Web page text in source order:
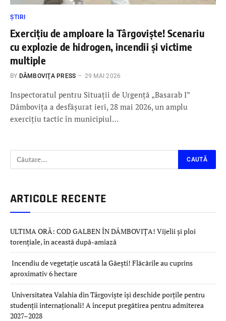
ȘTIRI
Exercițiu de amploare la Târgoviște! Scenariu
cu explozie de hidrogen, incendii și victime
multiple
BY DÂMBOVIŢA PRESS 29 MAI 2026
Inspectoratul pentru Situații de Urgență „Basarab I”
Dâmbovița a desfășurat ieri, 28 mai 2026, un amplu
exercițiu tactic în municipiul…
ARTICOLE RECENTE
ULTIMA ORĂ: COD GALBEN ÎN DÂMBOVIȚA! Vijelii și ploi
torențiale, în această după-amiază
Incendiu de vegetație uscată la Găești! Flăcările au cuprins
aproximativ 6 hectare
Universitatea Valahia din Târgoviște își deschide porțile pentru
studenții internaționali! A început pregătirea pentru admiterea
2027–2028